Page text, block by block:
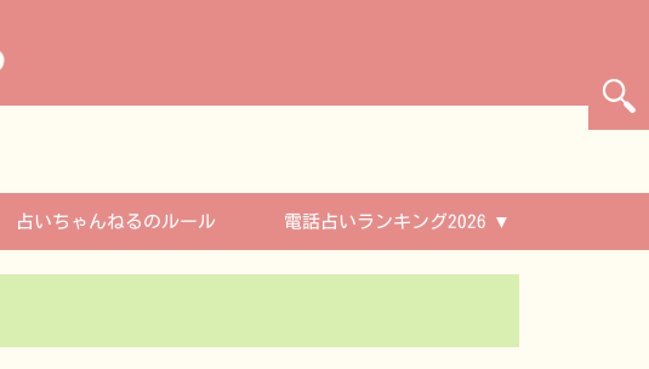
占いちゃんねるのルール 電話占いランキング2026